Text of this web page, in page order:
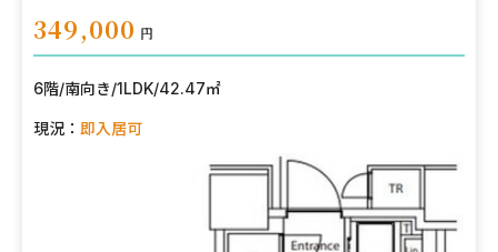
349,000 円
6階/南向き/1LDK/42.47㎡
現況： 即入居可